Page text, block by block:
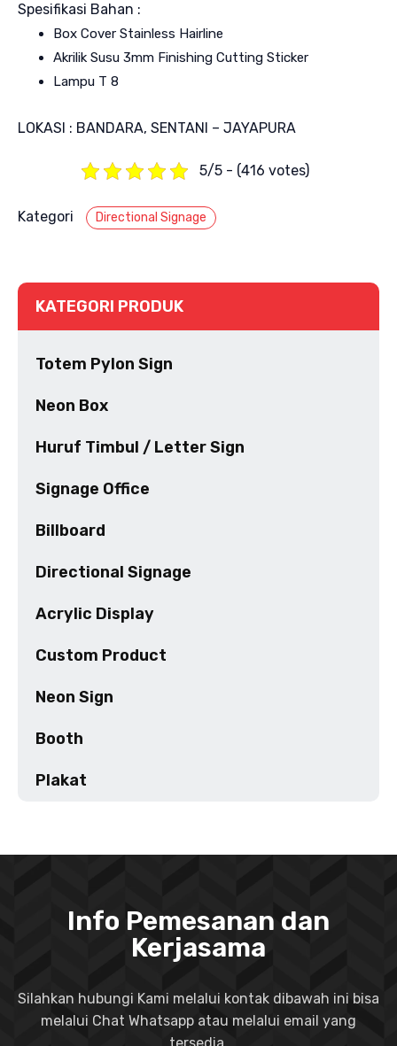
Spesifikasi Bahan :
Box Cover Stainless Hairline
Akrilik Susu 3mm Finishing Cutting Sticker
Lampu T 8
LOKASI : BANDARA, SENTANI – JAYAPURA
5/5 - (416 votes)
Kategori Directional Signage
KATEGORI PRODUK
Totem Pylon Sign
Neon Box
Huruf Timbul / Letter Sign
Signage Office
Billboard
Directional Signage
Acrylic Display
Custom Product
Neon Sign
Booth
Plakat
Info Pemesanan dan
Kerjasama
Silahkan hubungi Kami melalui kontak dibawah ini bisa
melalui Chat Whatsapp atau melalui email yang